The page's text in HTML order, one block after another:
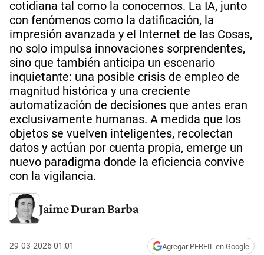
cotidiana tal como la conocemos. La IA, junto
con fenómenos como la datificación, la
impresión avanzada y el Internet de las Cosas,
no solo impulsa innovaciones sorprendentes,
sino que también anticipa un escenario
inquietante: una posible crisis de empleo de
magnitud histórica y una creciente
automatización de decisiones que antes eran
exclusivamente humanas. A medida que los
objetos se vuelven inteligentes, recolectan
datos y actúan por cuenta propia, emerge un
nuevo paradigma donde la eficiencia convive
con la vigilancia.
Jaime Duran Barba
29-03-2026 01:01 Agregar PERFIL en Google